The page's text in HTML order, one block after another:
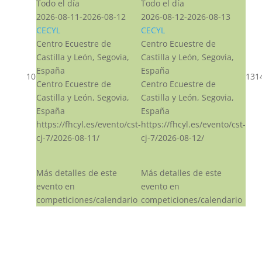
10
Todo el día
2026-08-11-2026-08-12
CECYL
Centro Ecuestre de
Castilla y León, Segovia,
España
Centro Ecuestre de
Castilla y León, Segovia,
España
https://fhcyl.es/evento/cst-
cj-7/2026-08-11/
Más detalles de este
evento en
competiciones/calendario
Todo el día
2026-08-12-2026-08-13
CECYL
Centro Ecuestre de
Castilla y León, Segovia,
España
Centro Ecuestre de
Castilla y León, Segovia,
España
https://fhcyl.es/evento/cst-
cj-7/2026-08-12/
Más detalles de este
evento en
competiciones/calendario
13